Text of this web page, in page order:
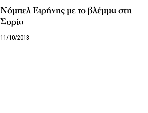
Νόμπελ Ειρήνης με το βλέμμα στη
Συρία
11/10/2013